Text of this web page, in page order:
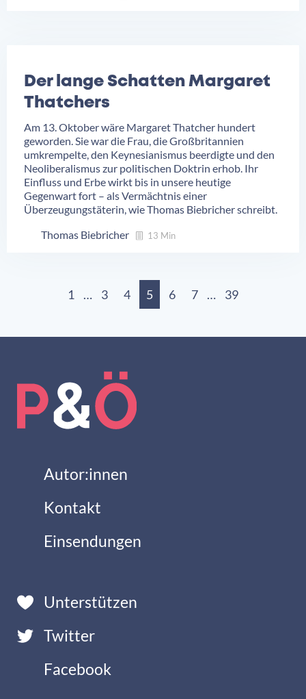
Der lange Schatten Margaret
Thatchers
Am 13. Oktober wäre Margaret Thatcher hundert
geworden. Sie war die Frau, die Großbritannien
umkrempelte, den Keynesianismus beerdigte und den
Neoliberalismus zur politischen Doktrin erhob. Ihr
Einfluss und Erbe wirkt bis in unsere heutige
Gegenwart fort – als Vermächtnis einer
Überzeugungstäterin, wie Thomas Biebricher schreibt.
Thomas Biebricher
13 Min
1 … 3 4 5 6 7 … 39
Autor:innen
Kontakt
Twitter
Unterstützen
Einsendungen
Facebook